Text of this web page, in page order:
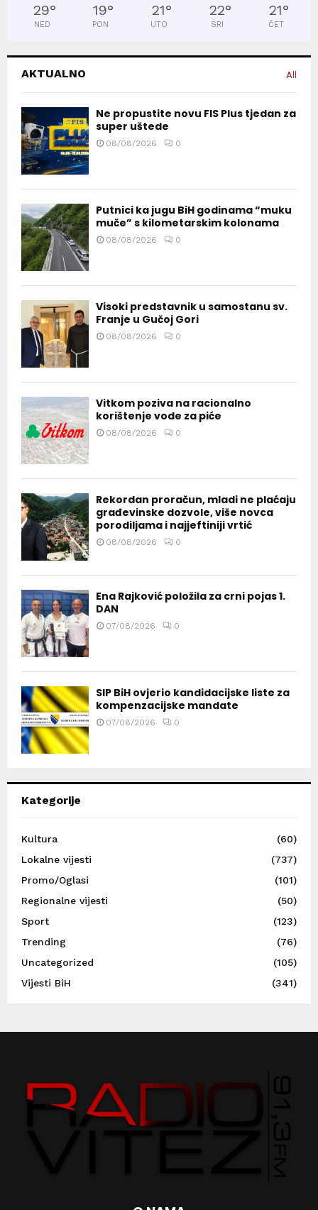
29°
NED
19°
PON
21°
UTO
22°
SRI
21°
ČET
AKTUALNO All
Ne propustite novu FIS Plus tjedan za
super uštede
08/08/2026 0
Putnici ka jugu BiH godinama “muku
muče” s kilometarskim kolonama
08/08/2026 0
Visoki predstavnik u samostanu sv.
Franje u Gučoj Gori
08/08/2026 0
Vitkom poziva na racionalno
korištenje vode za piće
08/08/2026 0
Rekordan proračun, mladi ne plaćaju
građevinske dozvole, više novca
porodiljama i najjeftiniji vrtić
08/08/2026 0
Ena Rajković položila za crni pojas 1.
DAN
07/08/2026 0
SIP BiH ovjerio kandidacijske liste za
kompenzacijske mandate
07/08/2026 0
Kategorije
Kultura
(60)
Lokalne vijesti
(737)
Promo/Oglasi
(101)
Regionalne vijesti
(50)
Sport
(123)
Trending
(76)
Uncategorized
(105)
Vijesti BiH
(341)